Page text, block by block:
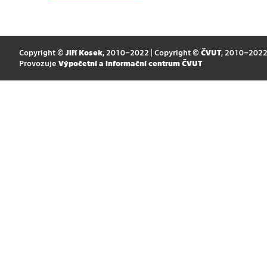
Copyright © Jiří Kosek, 2010–2022 | Copyright © ČVUT, 2010–2022
Provozuje Výpočetní a informační centrum ČVUT